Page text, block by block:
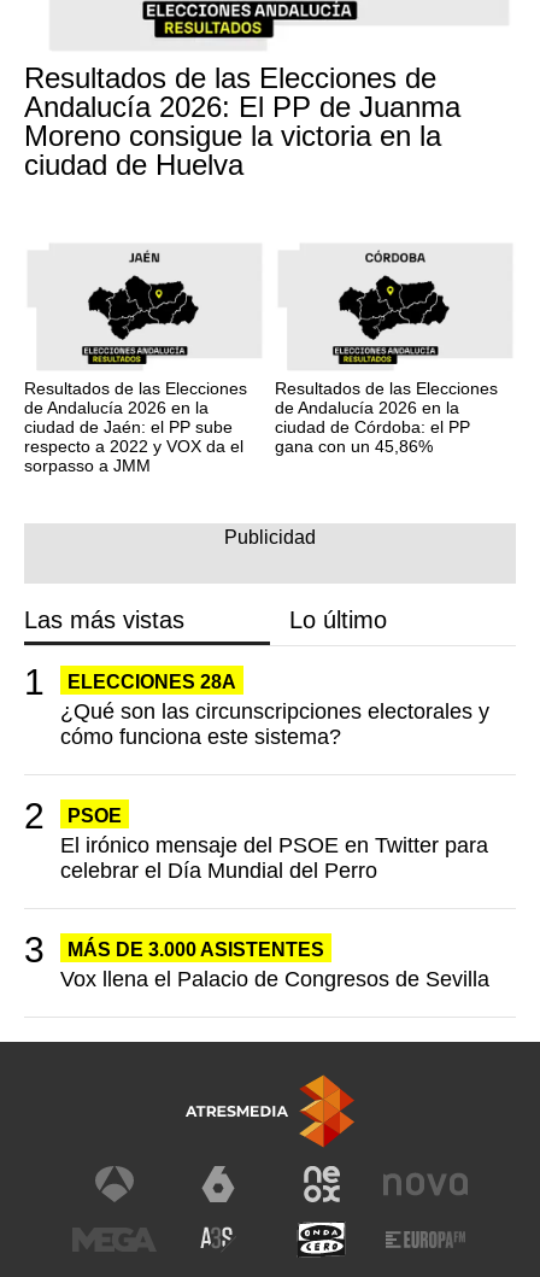
Resultados de las Elecciones de
Andalucía 2026: El PP de Juanma
Moreno consigue la victoria en la
ciudad de Huelva
Resultados de las Elecciones
de Andalucía 2026 en la
ciudad de Jaén: el PP sube
respecto a 2022 y VOX da el
sorpasso a JMM
Resultados de las Elecciones
de Andalucía 2026 en la
ciudad de Córdoba: el PP
gana con un 45,86%
Las más vistas Lo último
ELECCIONES 28A
¿Qué son las circunscripciones electorales y
cómo funciona este sistema?
PSOE
El irónico mensaje del PSOE en Twitter para
celebrar el Día Mundial del Perro
MÁS DE 3.000 ASISTENTES
Vox llena el Palacio de Congresos de Sevilla